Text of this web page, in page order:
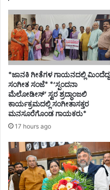
*ಜಾನಕಿ ಗೀತೆಗಳ ಗಾಯನದಲ್ಲಿ ಮಿಂದೆದ್ದ
ಸಂಗೀತ ಸಂಜೆ* *‘ಸ್ಪಂದನಾ
ಮೆಲೋಡೀಸ್’ ಸ್ವರ ಶ್ರದ್ಧಾಂಜಲಿ
ಕಾರ್ಯಕ್ರಮದಲ್ಲಿ ಸಂಗೀತಾಸಕ್ತರ
ಮನಸೂರೆಗೊಂಡ ಗಾಯಕರು*
17 hours ago